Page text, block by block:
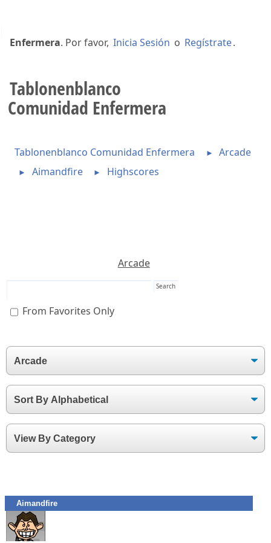
Enfermera. Por favor, Inicia Sesión o Regístrate.
Tablonenblanco
Comunidad Enfermera
Tablonenblanco Comunidad Enfermera ► Arcade
► Aimandfire ► Highscores
Arcade
From Favorites Only
Aimandfire